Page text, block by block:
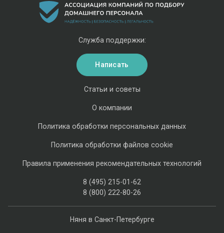
Няня в Санкт-Петербурге
Статьи и советы
О компании
Политика обработки персональных данных
Политика обработки файлов cookie
Правила применения рекомендательных технологий
8 (495) 215-01-62
8 (800) 222-80-26
Служба поддержки:
Написать